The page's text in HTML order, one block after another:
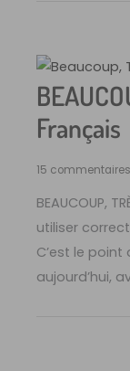
Français
15 commentaires
BEAUCOUP,
utiliser
C’est le
aujourd’hui,